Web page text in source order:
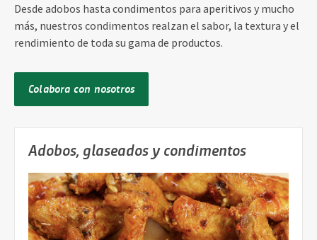
Desde adobos hasta condimentos para aperitivos y mucho
más, nuestros condimentos realzan el sabor, la textura y el
rendimiento de toda su gama de productos.
Colabora con nosotros
Adobos, glaseados y condimentos